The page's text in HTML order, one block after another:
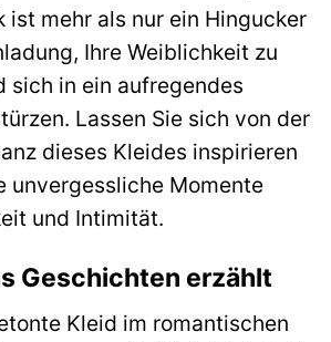
ist mehr als nur ein Hingucker
Ihre Weiblichkeit zu
sich in ein aufregendes
Lassen Sie sich von der
dieses Kleides inspirieren
unvergessliche Momente
und Intimität.
Geschichten erzählt
Kleid im romantischen